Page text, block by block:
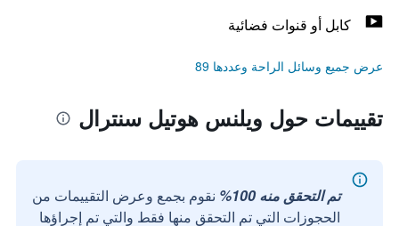
كابل أو قنوات فضائية
عرض جميع وسائل الراحة وعددها 89
تقييمات حول ويلنس هوتيل سنترال
تم التحقق منه 100%
نقوم بجمع وعرض التقييمات من
الحجوزات التي تم التحقق منها فقط والتي تم إجراؤها